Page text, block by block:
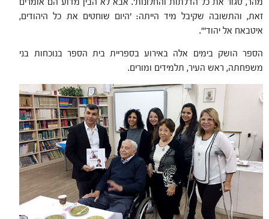
מהר, סגור את כל הדלתות והחלונות'. אבא לא הבין מדוע הם אומרים
זאת, והתשובה שקיבל מיד הייתה: 'היום שוחטים את כל היהודים,
איטבאח אל יהוד'".
הספר הושק בימים אלה באירוע בספריית בית הספר בנוכחות בני
משפחתה, ראש העיר, תלמידים ומורים.